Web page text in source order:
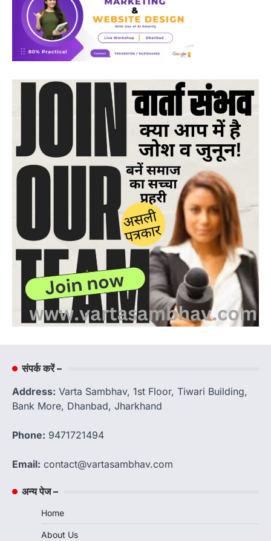
संपर्क करें –
Address: Varta Sambhav, 1st Floor, Tiwari Building,
Bank More, Dhanbad, Jharkhand
Phone: 9471721494
Email: contact@vartasambhav.com
अन्य पेज –
Home
About Us